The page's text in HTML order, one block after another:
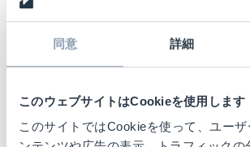
同意 詳細
このウェブサイトはCookieを使用します
このサイトではCookieを使って、ユーザ
04/23/2026
Customer Stories
JD SPORTS、在
庫精度と店頭在
庫の最適化に向